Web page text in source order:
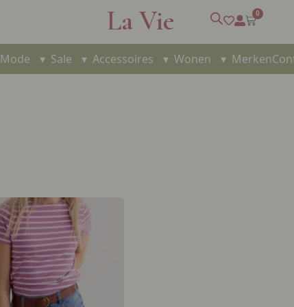
La Vie 0
Mode ▾ Sale ▾ Accessoires ▾ Wonen ▾ Merken